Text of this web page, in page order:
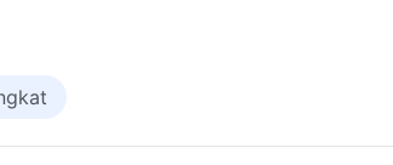
tidur pun terasa sangat
tanpa henti, dan keluhan serta